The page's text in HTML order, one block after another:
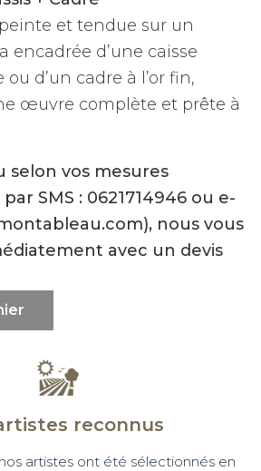
et tendue sur un
encadrée d’une caisse
d’un cadre à l’or fin,
œuvre complète et prête à
selon vos mesures
SMS : 0621714946 ou e-
nous vous
avec un devis
reconnus
artistes ont été sélectionnés en